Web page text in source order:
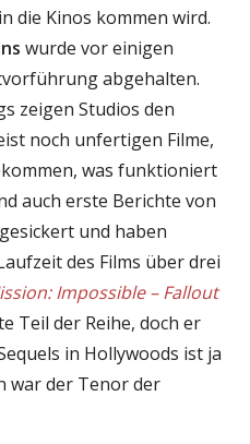
die Kinos kommen wird.
wurde vor einigen
abgehalten.
zeigen Studios den
noch unfertigen Filme,
was funktioniert
auch erste Berichte von
und haben
des Films über drei
Impossible – Fallout
Teil der Reihe, doch er
in Hollywoods ist ja
war der Tenor der